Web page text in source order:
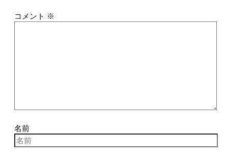
コメント ※
名前